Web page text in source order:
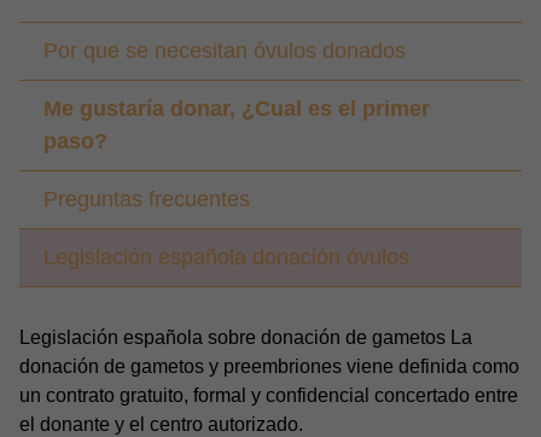
Por que se necesitan óvulos donados
Me gustaría donar, ¿Cual es el primer
paso?
Preguntas frecuentes
Legislación española donación óvulos
Legislación española sobre donación de gametos La
donación de gametos y preembriones viene definida como
un contrato gratuito, formal y confidencial concertado entre
el donante y el centro autorizado.